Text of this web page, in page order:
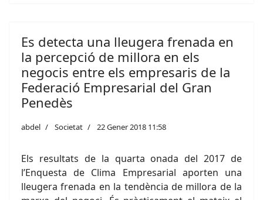
Es detecta una lleugera frenada en
la percepció de millora en els
negocis entre els empresaris de la
Federació Empresarial del Gran
Penedès
abdel Societat 22 Gener 2018 11:58
Els resultats de la quarta onada del 2017 de
l’Enquesta de Clima Empresarial aporten una
lleugera frenada en la tendència de millora de la